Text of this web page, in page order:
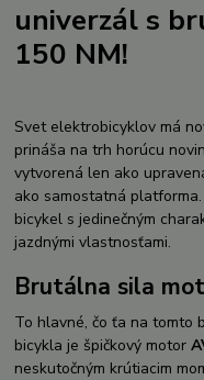
univerzál s
150 NM!
Svet elektrobicyklov má
prináša na trh horúcu
vytvorená len ako
ako samostatná
bicykel s jedinečným
jazdnými vlastnosťami.
Brutálna sila
To hlavné, čo ťa na tomto
bicykla je špičkový motor
neskutočným krútiacim